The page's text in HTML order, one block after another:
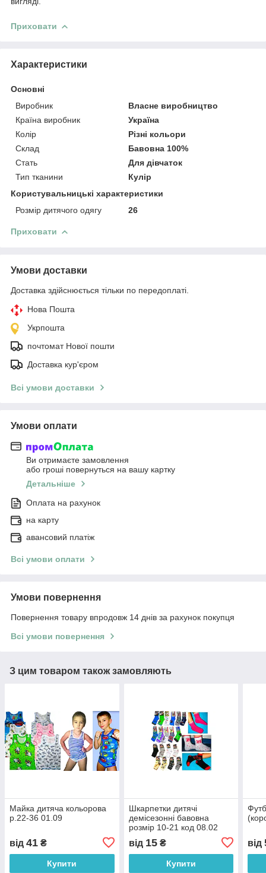
Приховати
Характеристики
Основні
Виробник
Власне виробництво
Країна виробник
Україна
Колір
Різні кольори
Склад
Бавовна 100%
Стать
Для дівчаток
Тип тканини
Кулір
Користувальницькі характеристики
Розмір дитячого одягу
26
Приховати
Умови доставки
Доставка здійснюється тільки по передоплаті.
Нова Пошта
Укрпошта
почтомат Нової пошти
Доставка кур'єром
Всі умови доставки
Умови оплати
Ви отримаєте замовлення
або гроші повернуться на вашу картку
Детальніше
Оплата на рахунок
на карту
авансовий платіж
Всі умови оплати
Умови повернення
Повернення товару впродовж 14 днів за рахунок покупця
Всі умови повернення
З цим товаром також замовляють
Майка дитяча кольорова
р.22-36 01.09
від 41 ₴
Купити
Шкарпетки дитячі
демісезонні бавовна
розмір 10-21 код 08.02
від 15₴
Купити
від